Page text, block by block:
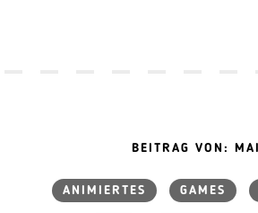
BEITRAG VON:
ANIMIERTES GAMES